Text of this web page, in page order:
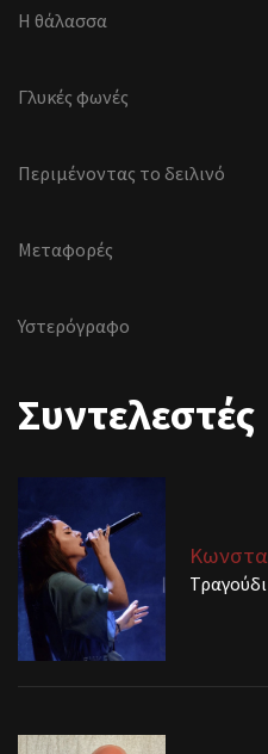
Η θάλασσα
Γλυκές φωνές
Περιμένοντας το δειλινό
Μεταφορές
Υστερόγραφο
Συντελεστές
Τραγούδι